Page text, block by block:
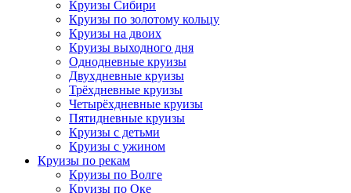
Круизы Сибири
Круизы по золотому кольцу
Круизы на двоих
Круизы выходного дня
Однодневные круизы
Двухдневные круизы
Трёхдневные круизы
Четырёхдневные круизы
Пятидневные круизы
Круизы с детьми
Круизы с ужином
Круизы по рекам
Круизы по Волге
Круизы по Оке